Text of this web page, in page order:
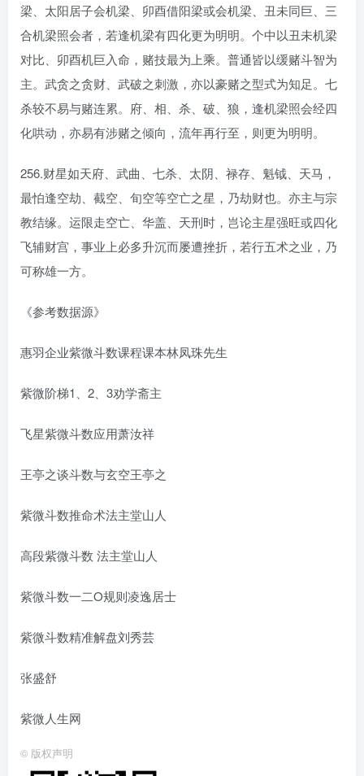
梁、太阳居子会机梁、卯酉借阳梁或会机梁、丑未同巨、三
合机梁照会者，若逢机梁有四化更为明明。个中以丑未机梁
对比、卯酉机巨入命，赌技最为上乘。普通皆以缓赌斗智为
主。武贪之贪财、武破之刺激，亦以豪赌之型式为知足。七
杀较不易与赌连累。府、相、杀、破、狼，逢机梁照会经四
化哄动，亦易有涉赌之倾向，流年再行至，则更为明明。
256.财星如天府、武曲、七杀、太阴、禄存、魁钺、天马，
最怕逢空劫、截空、旬空等空亡之星，乃劫财也。亦主与宗
教结缘。运限走空亡、华盖、天刑时，岂论主星强旺或四化
飞辅财宫，事业上必多升沉而屡遭挫折，若行五术之业，乃
可称雄一方。
《参考数据源》
惠羽企业紫微斗数课程课本林凤珠先生
紫微阶梯1、2、3劝学斋主
飞星紫微斗数应用萧汝祥
王亭之谈斗数与玄空王亭之
紫微斗数推命术法主堂山人
高段紫微斗数 法主堂山人
紫微斗数一二O规则凌逸居士
紫微斗数精准解盘刘秀芸
张盛舒
紫微人生网
© 版权声明